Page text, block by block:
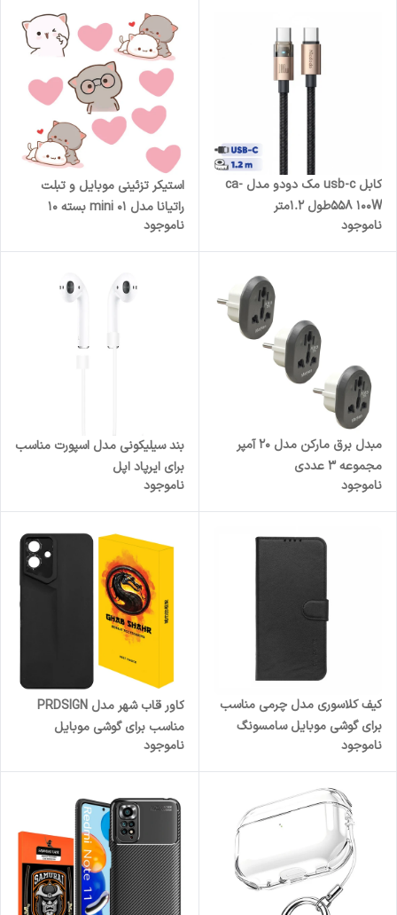
کابل usb-c مک دودو مدل ca-
558 100Wطول 1.2متر
ناموجود
استیکر تزئینی موبایل و تبلت
راتیانا مدل mini 01 بسته 10
عددی
ناموجود
مبدل برق مارکن مدل 20 آمپر
مجموعه 3 عددی
ناموجود
بند سیلیکونی مدل اسپورت مناسب
برای ایرپاد اپل
ناموجود
کیف کلاسوری مدل چرمی مناسب
برای گوشی موبایل سامسونگ
Galaxy A23 / A13 4G / A32 5G
ناموجود
کاور قاب شهر مدل PRDSIGN
مناسب برای گوشی موبایل
سامسونگ Galaxy A07
ناموجود